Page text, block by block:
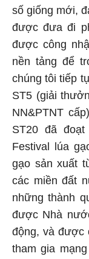
số giống mới,
được đưa đi
được công
nền tảng để
chúng tôi tiếp
ST5 (giải
NN&PTNT
ST20 đã
Festival lúa
gạo sản xuất
các miền đất
những thành
được Nhà
động, và được
tham gia